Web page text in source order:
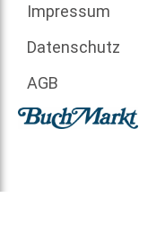
Impressum
Datenschutz
AGB